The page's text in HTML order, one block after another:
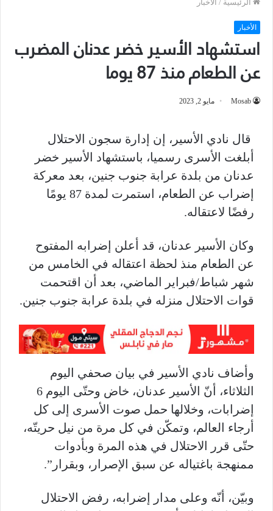
الرئيسية / الأخبار
الأخبار
استشهاد الأسير خضر عدنان المضرب
عن الطعام منذ 87 يوما
Mosab مايو 2, 2023
قال نادي الأسير، إن إدارة سجون الاحتلال
أبلغت الأسرى رسميا، باستشهاد الأسير خضر
عدنان من بلدة عرابة جنوب جنين، بعد معركة
إضراب عن الطعام، استمرت لمدة 87 يومًا
رفضًا لاعتقاله.
وكان الأسير عدنان، قد أعلن إضرابه المفتوح
عن الطعام منذ لحظة اعتقاله في الخامس من
شهر شباط/فبراير الماضي، بعد أن اقتحمت
قوات الاحتلال منزله في بلدة عرابة جنوب جنين.
وأضاف نادي الأسير في بيان صحفي اليوم
الثلاثاء، أنّ الأسير عدنان، خاض وحتّى اليوم 6
إضرابات، وخلالها حمل صوت الأسرى إلى كل
أرجاء العالم، وتمكّن في كل مرة من نيل حريتّه،
حتّى قرر الاحتلال في هذه المرة وبأدوات
ممنهجة باغتياله عن سبق الإصرار، وبقرار”.
وبيّن، أنّه وعلى مدار إضرابه، رفض الاحتلال